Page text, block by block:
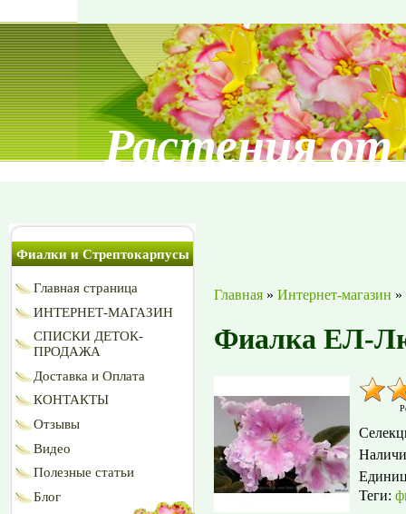
Растения
Фиалки и Стрептокарпусы
Главная страница
ИНТЕРНЕТ-МАГАЗИН
СПИСКИ ДЕТОК-
ПРОДАЖА
Доставка и Оплата
КОНТАКТЫ
Отзывы
Видео
Полезные статьи
Блог
Главная » Интернет-магазин »
Фиалка ЕЛ-
Теги: